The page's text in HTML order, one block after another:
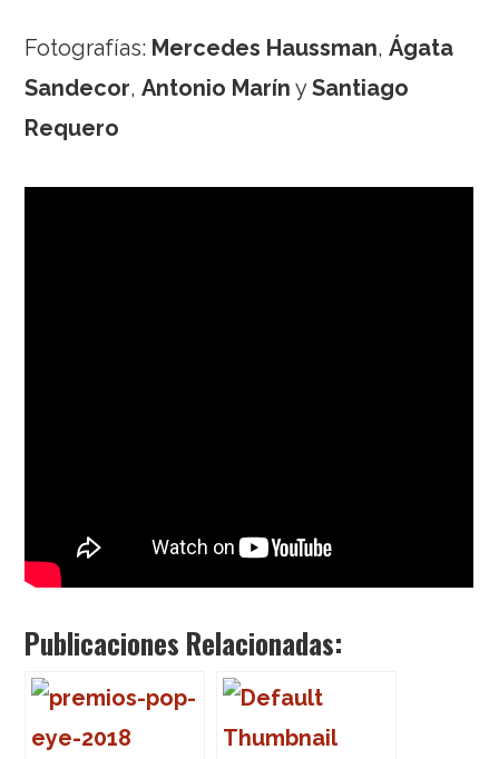
Fotografías: Mercedes Haussman,Ágata
Sandecor,Antonio Marín ySantiago
Requero
Publicaciones Relacionadas: